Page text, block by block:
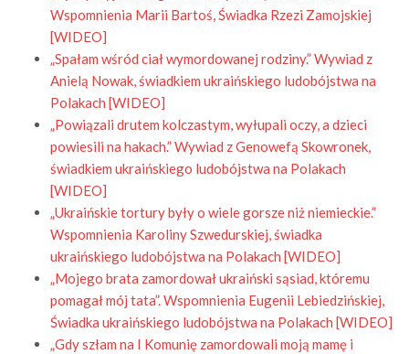
Wspomnienia Marii Bartoś, Świadka Rzezi Zamojskiej
[WIDEO]
„Spałam wśród ciał wymordowanej rodziny.” Wywiad z
Anielą Nowak, świadkiem ukraińskiego ludobójstwa na
Polakach [WIDEO]
„Powiązali drutem kolczastym, wyłupali oczy, a dzieci
powiesili na hakach.” Wywiad z Genowefą Skowronek,
świadkiem ukraińskiego ludobójstwa na Polakach
[WIDEO]
„Ukraińskie tortury były o wiele gorsze niż niemieckie.”
Wspomnienia Karoliny Szwedurskiej, świadka
ukraińskiego ludobójstwa na Polakach [WIDEO]
„Mojego brata zamordował ukraiński sąsiad, któremu
pomagał mój tata”. Wspomnienia Eugenii Lebiedzińskiej,
Świadka ukraińskiego ludobójstwa na Polakach [WIDEO]
„Gdy szłam na I Komunię zamordowali moją mamę i